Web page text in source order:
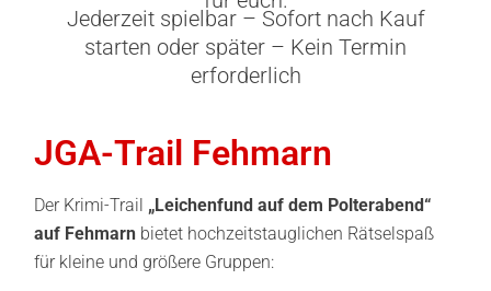
Jederzeit spielbar – Sofort nach Kauf
starten oder später – Kein Termin
erforderlich
JGA-Trail Fehmarn
Der Krimi-Trail „Leichenfund auf dem Polterabend“
auf Fehmarn bietet hochzeitstauglichen Rätselspaß
für kleine und größere Gruppen: